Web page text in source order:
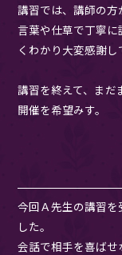
講習では、講師の
言葉や仕草で丁寧
くわかり大変感謝し
講習を終えて、ま
開催を希望みす。
今回Ａ先生の講習
した。
会話で相手を喜ば